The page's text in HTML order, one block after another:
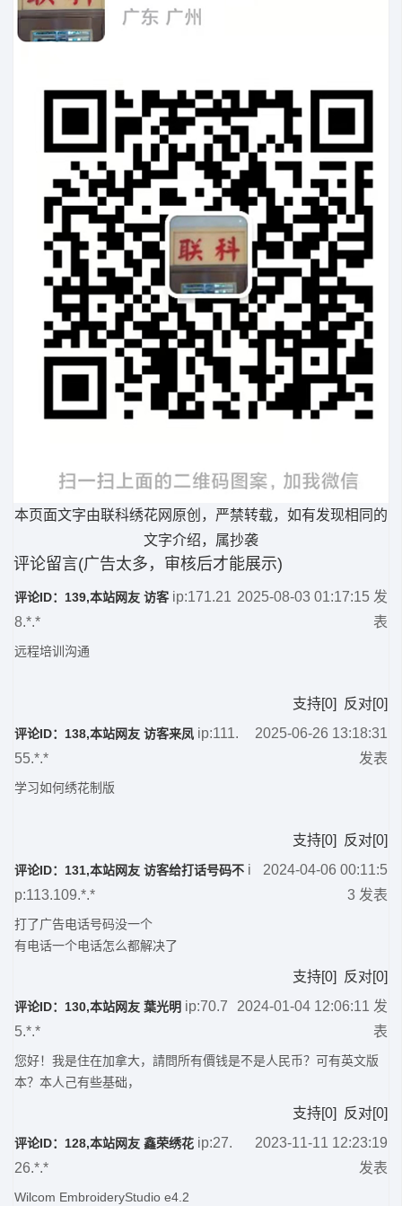
本页面文字由联科绣花网原创，严禁转载，如有发现相同的
文字介绍，属抄袭
评论留言(广告太多，审核后才能展示)
评论ID：139,本站网友 访客 ip:171.21
8.*.*
2025-08-03 01:17:15 发
表
远程培训沟通
支持[0] 反对[0]
评论ID：138,本站网友 访客来凤 ip:111.
55.*.*
2025-06-26 13:18:31
发表
学习如何绣花制版
支持[0] 反对[0]
评论ID：131,本站网友 访客给打话号码不 i
p:113.109.*.*
2024-04-06 00:11:5
3 发表
打了广告电话号码没一个
有电话一个电话怎么都解决了
支持[0] 反对[0]
评论ID：130,本站网友 葉光明 ip:70.7
5.*.*
2024-01-04 12:06:11 发
表
您好！我是住在加拿大，請問所有價钱是不是人民币？可有英文版
本？本人己有些基础，
支持[0] 反对[0]
评论ID：128,本站网友 鑫荣绣花 ip:27.
26.*.*
2023-11-11 12:23:19
发表
Wilcom EmbroideryStudio e4.2